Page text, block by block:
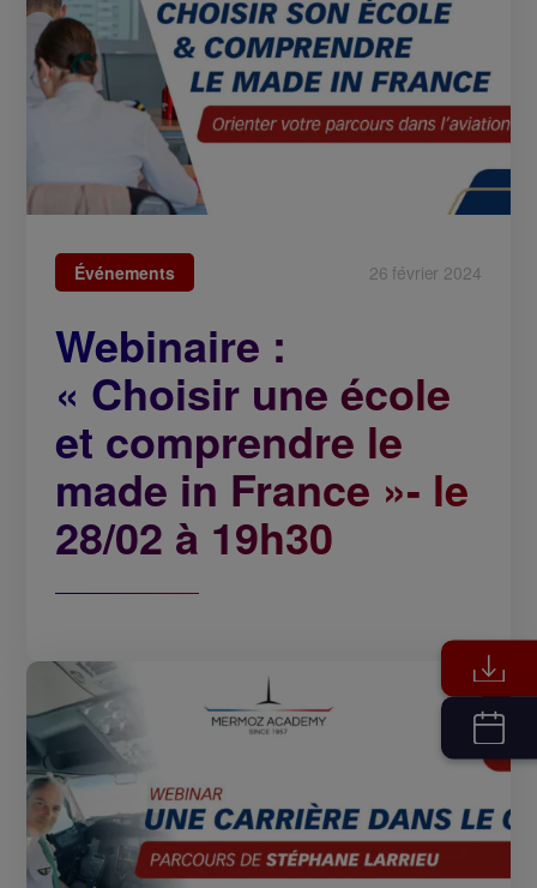
Événements 26 février 2024
Webinaire :
« Choisir une école
et comprendre le
made in France »- le
28/02 à 19h30